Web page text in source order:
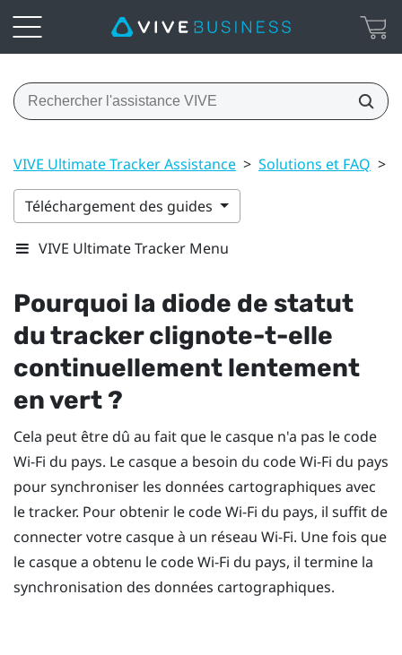
VIVE Ultimate Tracker Assistance > Solutions et FAQ >
Téléchargement des guides
VIVE Ultimate Tracker Menu
Pourquoi la diode de statut
du tracker clignote-t-elle
continuellement lentement
en vert ?
Cela peut être dû au fait que le casque n'a pas le code
Wi-Fi du pays. Le casque a besoin du codeWi-Fi du pays
pour synchroniser les données cartographiques avec
le tracker. Pour obtenir le codeWi-Fi du pays, il suffit de
connecter votre casque à un réseau Wi-Fi. Une fois que
le casque a obtenu le codeWi-Fi du pays, il termine la
synchronisation des données cartographiques.